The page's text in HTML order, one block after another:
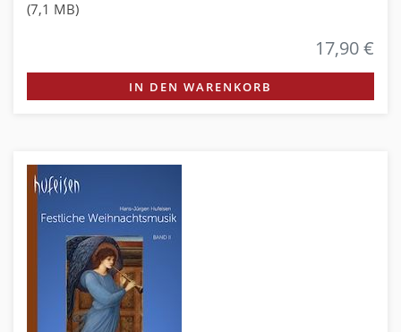
(7,1 MB)
17,90 €
IN DEN WARENKORB